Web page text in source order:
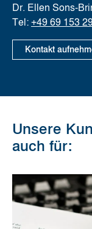
Dr. Ellen Sons-
Tel: +49 69 153
Kontakt
Unsere
auch für: